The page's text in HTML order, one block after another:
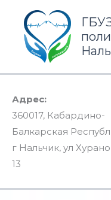
Перейти
содержимому
Адрес:
360017, Кабардино-
Балкарская
г Нальчик, ул
13